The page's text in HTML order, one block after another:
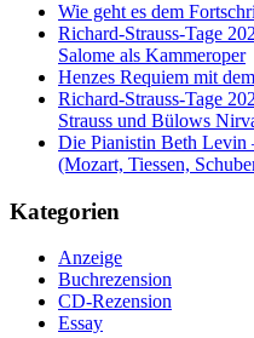
Wie geht es dem
Richard-Strauss-Tage
Salome als Kammeroper
Henzes Requiem mit
Richard-Strauss-Tage
Strauss und Bülows
Die Pianistin Beth Levin
(Mozart, Tiessen,
Kategorien
Anzeige
Buchrezension
CD-Rezension
Essay